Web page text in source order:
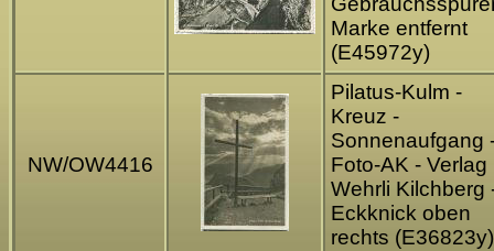
Marke entfernt
(E45972y)
NW/OW4416
Pilatus-Kulm -
Kreuz -
Sonnenaufgang
Foto-AK - Verlag
Wehrli Kilchberg
Eckknick oben
rechts (E36823y)